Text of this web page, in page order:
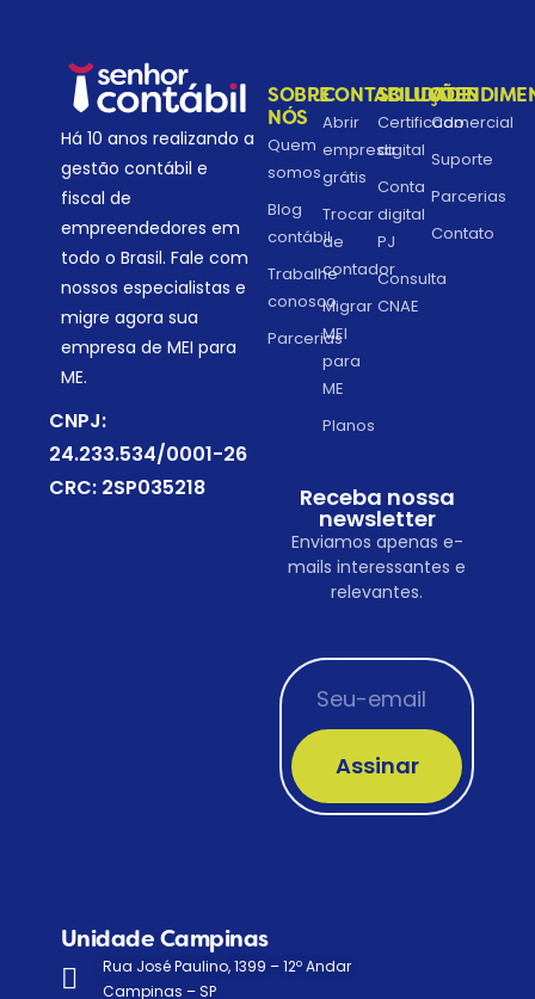
Há 10 anos realizando a
gestão contábil e
fiscal de
empreendedores em
todo o Brasil. Fale com
nossos especialistas e
migre agora sua
empresa de MEI para
ME.
CNPJ:
24.233.534/0001-26
CRC: 2SP035218
SOBRE
NÓS
Quem
somos
Blog
contábil
Trabalhe
conosco
Parcerias
CONTABILIDADE
Abrir
empresa
grátis
Trocar
de
contador
Migrar
MEI
para
ME
Planos
SOLUÇÕES
Certificado
digital
Conta
digital
PJ
Consulta
CNAE
Comercial
Suporte
Parcerias
Contato
Receba nossa
newsletter
Enviamos apenas e-
mails interessantes e
relevantes.
Assinar
Unidade Campinas
Rua José Paulino, 1399 – 12º Andar
Campinas – SP